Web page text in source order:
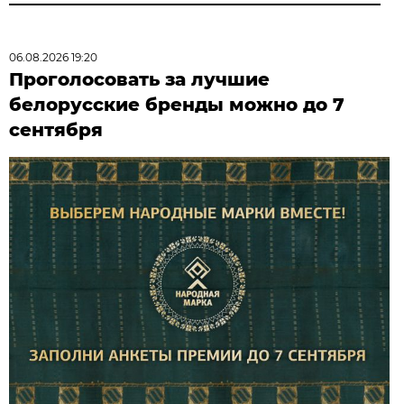
06.08.2026 19:20
Проголосовать за лучшие
белорусские бренды можно до 7
сентября